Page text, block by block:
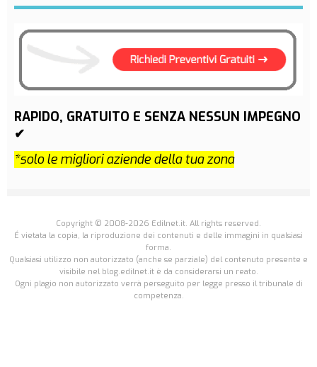
RAPIDO, GRATUITO E SENZA NESSUN IMPEGNO
✔
*solo le migliori aziende della tua zona
Copyright © 2008-2026 Edilnet.it. All rights reserved.
É vietata la copia, la riproduzione dei contenuti e delle immagini in qualsiasi
forma.
Qualsiasi utilizzo non autorizzato (anche se parziale) del contenuto presente e
visibile nel blog.edilnet.it è da considerarsi un reato.
Ogni plagio non autorizzato verrà perseguito per legge presso il tribunale di
competenza.